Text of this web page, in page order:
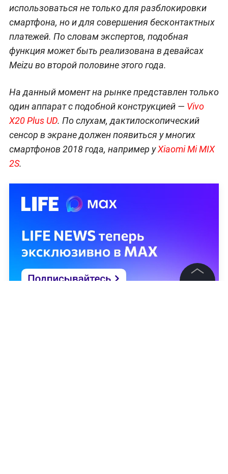
использоваться не только для разблокировки
смартфона, но и для совершения бесконтактных
платежей. По словам экспертов, подобная
функция может быть реализована в девайсах
Meizu во второй половине этого года.
На данный момент на рынке представлен только
один аппарат с подобной конструкцией — Vivo
X20 Plus UD. По слухам, дактилоскопический
сенсор в экране должен появиться у многих
смартфонов 2018 года, например уXiaomi Mi MIX
2S.